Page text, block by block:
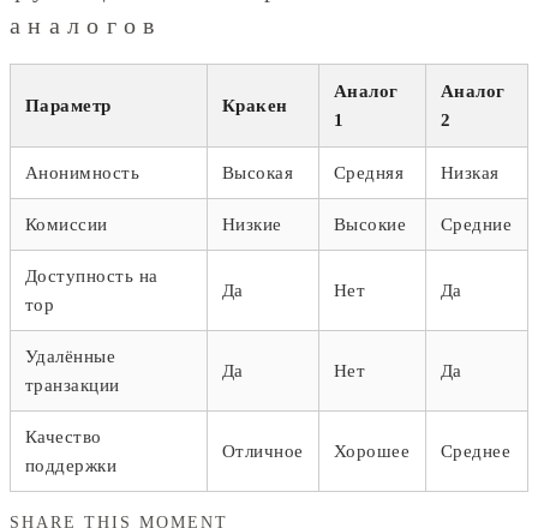
аналогов
Параметр Кракен
Аналог
1
Аналог
2
Анонимность Высокая Средняя Низкая
Комиссии Низкие Высокие Средние
Доступность на
тор
Да Нет Да
Удалённые
транзакции
Да Нет Да
Качество
поддержки
Отличное Хорошее Среднее
SHARE THIS MOMENT